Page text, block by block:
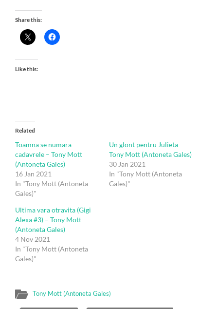
Share this:
Like this:
Related
Toamna se numara
cadavrele – Tony Mott
(Antoneta Gales)
16 Jan 2021
In "Tony Mott (Antoneta
Gales)"
Un glont pentru Julieta –
Tony Mott (Antoneta Gales)
30 Jan 2021
In "Tony Mott (Antoneta
Gales)"
Ultima vara otravita (Gigi
Alexa #3) – Tony Mott
(Antoneta Gales)
4 Nov 2021
In "Tony Mott (Antoneta
Gales)"
Tony Mott (Antoneta Gales)